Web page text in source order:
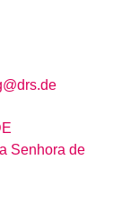
Senhora de